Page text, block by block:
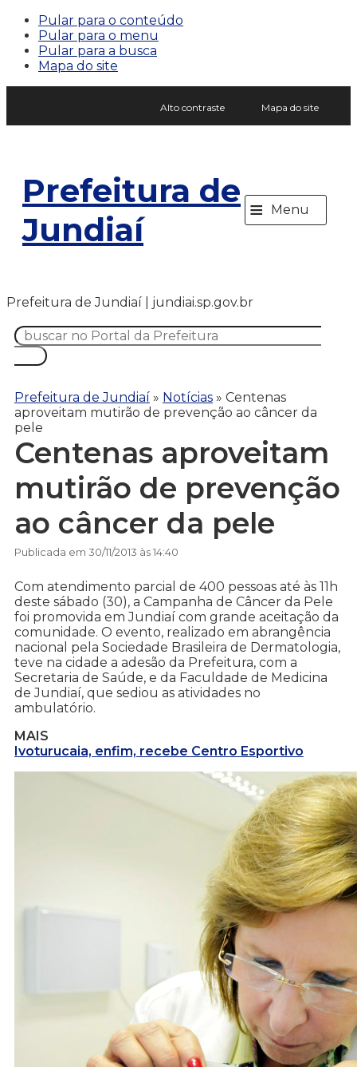
Pular para o conteúdo
Pular para o menu
Pular para a busca
Mapa do site
Alto contraste Mapa do site
Prefeitura de
Jundiaí
≡ Menu
Prefeitura de Jundiaí | jundiai.sp.gov.br
Prefeitura de Jundiaí » Notícias » Centenas
aproveitam mutirão de prevenção ao câncer da
pele
Centenas aproveitam
mutirão de prevenção
ao câncer da pele
Publicada em 30/11/2013 às 14:40
Com atendimento parcial de 400 pessoas até às 11h
deste sábado (30), a Campanha de Câncer da Pele
foi promovida em Jundiaí com grande aceitação da
comunidade. O evento, realizado em abrangência
nacional pela Sociedade Brasileira de Dermatologia,
teve na cidade a adesão da Prefeitura, com a
Secretaria de Saúde, e da Faculdade de Medicina
de Jundiaí, que sediou as atividades no
ambulatório.
MAIS
Ivoturucaia, enfim, recebe Centro Esportivo